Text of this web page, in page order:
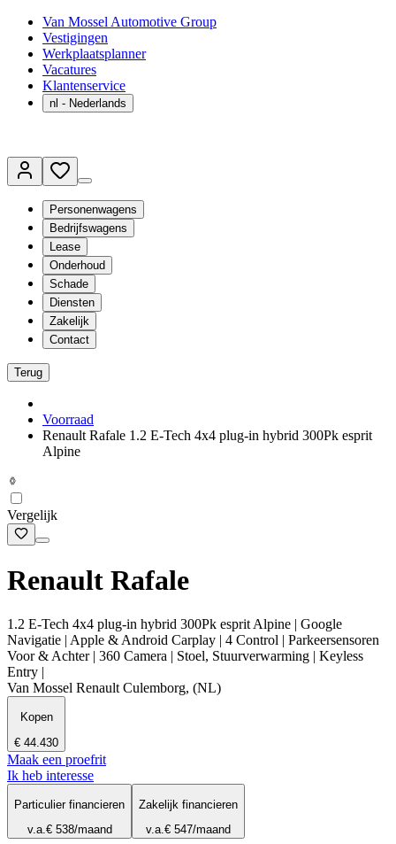
Van Mossel Automotive Group
Vestigingen
Werkplaatsplanner
Vacatures
Klantenservice
nl - Nederlands
Personenwagens
Bedrijfswagens
Lease
Onderhoud
Schade
Diensten
Zakelijk
Contact
Terug
Voorraad
Renault Rafale 1.2 E-Tech 4x4 plug-in hybrid 300Pk esprit
Alpine
Vergelijk
Renault Rafale
1.2 E-Tech 4x4 plug-in hybrid 300Pk esprit Alpine | Google
Navigatie | Apple & Android Carplay | 4 Control | Parkeersensoren
Voor & Achter | 360 Camera | Stoel, Stuurverwarming | Keyless
Entry |
Van Mossel Renault Culemborg, (NL)
Kopen
€ 44.430
Maak een proefrit
Ik heb interesse
Particulier financieren
v.a.€ 538/maand
Zakelijk financieren
v.a.€ 547/maand